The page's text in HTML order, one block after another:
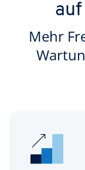
Mehr